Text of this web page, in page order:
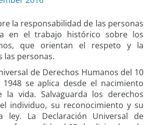
la responsabilidad de las personas
en el trabajo histórico sobre los
que orientan el respeto y la
las personas.
de Derechos Humanos del 10
se aplica desde el nacimiento
vida. Salvaguarda los derechos
individuo, su reconocimiento y su
ley. La Declaración Universal de